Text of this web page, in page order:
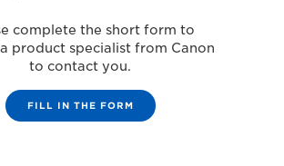
complete the short form to
product specialist from Canon
to contact you.
FILL IN THE FORM